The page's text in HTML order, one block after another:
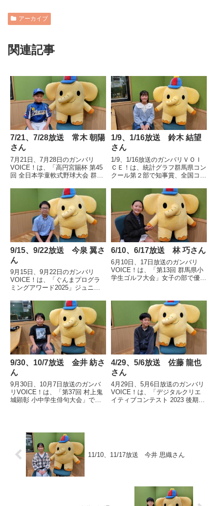
アーカイブ
関連記事
7/21、7/28放送 常木 朝陽
さん
7月21日、7月28日のガンバリ
VOICE！は、「高円宮賜杯 第45
回 全日本学童軟式野球大会 群馬
のキャプテン桐生市立新里中央小
学校6年 常木 朝陽さんの声で
1/9、1/16放送 鈴木 結望
さん
1/9、1/16放送のガンバリＶＯＩ
ＣＥ！は、統計グラフ群馬県コン
クール第２部で知事賞、全国コン
小学校４年、鈴木 結望さんの声
9/15、9/22放送 今泉 翼さ
ん
9月15日、9月22日のガンバリ
VOICE！は、「ぐんまプログラ
ミングアワード2025」ジュニア
ミー初等部4年 今泉 翼さんの声
です。
6/10、6/17放送 林 巧さん
6月10日、17日放送のガンバリ
VOICE！は、「第13回 群馬県小
学生ゴルフ大会」女子の部で優勝
9/30、10/7放送 金井 紡さ
ん
9月30日、10月7日放送のガンバ
リVOICE！は、「第37回 村上鬼
城顕彰 小中学生俳句大会」で大
4/29、5/6放送 佐藤 龍也
さん
4月29日、5月6日放送のガンバリ
VOICE！は、「デジタルクリエ
イティブコンテスト 2023 後期」
11/10、11/17放送 今井 思織さん